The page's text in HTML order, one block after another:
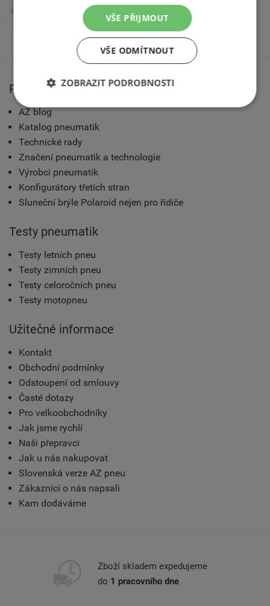
Motocyklové pneumatiky
Příslušenství
Pro motoristy
AZ blog
Katalog pneumatik
Technické rady
Značení pneumatik a technologie
Výrobci pneumatik
Konfigurátory třetích stran
Sluneční brýle Polaroid nejen pro řidiče
Testy pneumatik
Testy letních pneu
Testy zimních pneu
Testy celoročních pneu
Testy motopneu
Užitečné informace
Kontakt
Obchodní podmínky
Odstoupení od smlouvy
Časté dotazy
Pro velkoobchodníky
Jak jsme rychlí
Naši přepravci
Jak u nás nakupovat
Slovenská verze AZ pneu
Zákazníci o nás napsali
Kam dodáváme
Zboží skladem expedujeme
do 1 pracovního dne
VŠE PŘIJMOUT
VŠE ODMÍTNOUT
ZOBRAZIT PODROBNOSTI